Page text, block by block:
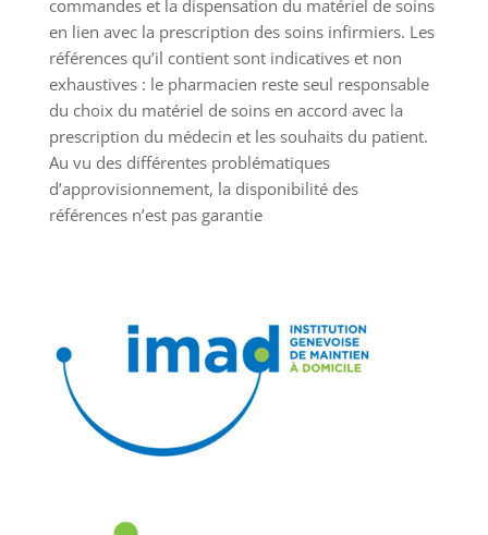
commandes et la dispensation du matériel de soins
en lien avec la prescription des soins infirmiers. Les
références qu’il contient sont indicatives et non
exhaustives : le pharmacien reste seul responsable
du choix du matériel de soins en accord avec la
prescription du médecin et les souhaits du patient.
Au vu des différentes problématiques
d’approvisionnement, la disponibilité des
références n’est pas garantie